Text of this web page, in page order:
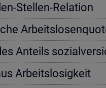
Stel­len-Re­la­ti­on
An­teils
Ar­beits­lo­sig­keit